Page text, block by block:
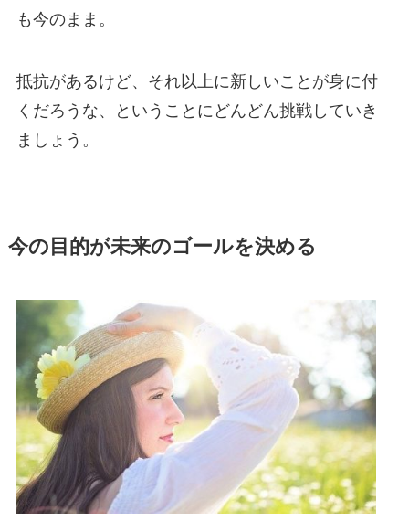
も今のまま。
抵抗があるけど、それ以上に新しいことが身に付
くだろうな、ということにどんどん挑戦していき
ましょう。
今の目的が未来のゴールを決める